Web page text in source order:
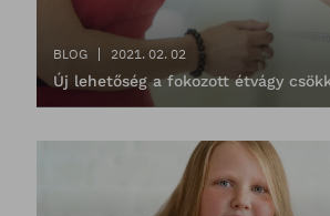
BLOG 2021. 02. 02
Új lehetőség a fokozott étvágy